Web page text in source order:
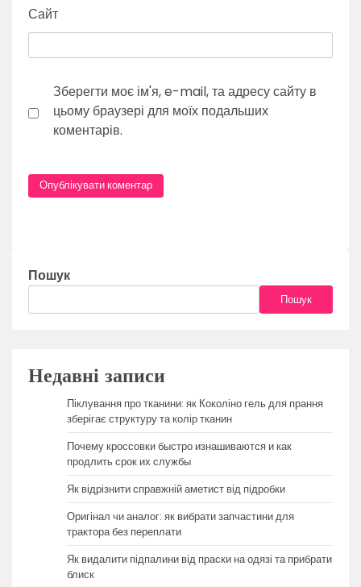
Сайт
Зберегти моє ім'я, e-mail, та адресу сайту в
цьому браузері для моїх подальших
коментарів.
Пошук
Пошук
Недавні записи
Піклування про тканини: як Коколіно гель для прання
зберігає структуру та колір тканин
Почему кроссовки быстро изнашиваются и как
продлить срок их службы
Як відрізнити справжній аметист від підробки
Оригінал чи аналог: як вибрати запчастини для
трактора без переплати
Як видалити підпалини від праски на одязі та прибрати
блиск